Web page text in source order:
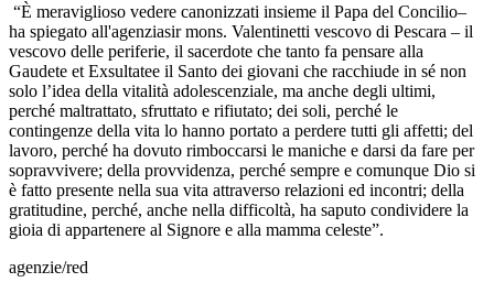
“È meraviglioso vedere canonizzati insieme il Papa del Concilio–
ha spiegato all'agenziasir mons. Valentinetti vescovo di Pescara – il
vescovo delle periferie, il sacerdote che tanto fa pensare alla
Gaudete et Exsultatee il Santo dei giovani che racchiude in sé non
solo l’idea della vitalità adolescenziale, ma anche degli ultimi,
perché maltrattato, sfruttato e rifiutato; dei soli, perché le
contingenze della vita lo hanno portato a perdere tutti gli affetti; del
lavoro, perché ha dovuto rimboccarsi le maniche e darsi da fare per
sopravvivere; della provvidenza, perché sempre e comunque Dio si
è fatto presente nella sua vita attraverso relazioni ed incontri; della
gratitudine, perché, anche nella difficoltà, ha saputo condividere la
gioia di appartenere al Signore e alla mamma celeste”.
agenzie/red